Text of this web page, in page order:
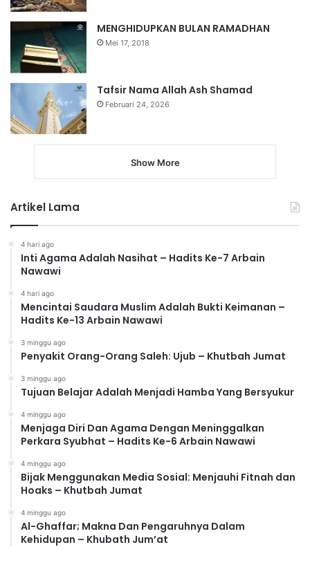
MENGHIDUPKAN BULAN RAMADHAN
Mei 17, 2018
Tafsir Nama Allah Ash Shamad
Februari 24, 2026
Show More
Artikel Lama
4 hari ago
Inti Agama Adalah Nasihat – Hadits Ke-7 Arbain
Nawawi
4 hari ago
Mencintai Saudara Muslim Adalah Bukti Keimanan –
Hadits Ke-13 Arbain Nawawi
3 minggu ago
Penyakit Orang-Orang Saleh: Ujub – Khutbah Jumat
3 minggu ago
Tujuan Belajar Adalah Menjadi Hamba Yang Bersyukur
4 minggu ago
Menjaga Diri Dan Agama Dengan Meninggalkan
Perkara Syubhat – Hadits Ke-6 Arbain Nawawi
4 minggu ago
Bijak Menggunakan Media Sosial: Menjauhi Fitnah dan
Hoaks – Khutbah Jumat
4 minggu ago
Al-Ghaffar; Makna Dan Pengaruhnya Dalam
Kehidupan – Khubath Jum’at